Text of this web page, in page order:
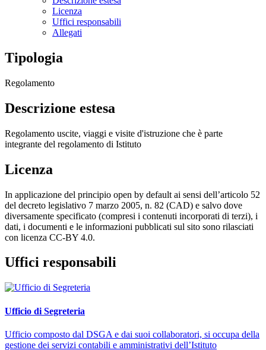
Licenza
Uffici responsabili
Allegati
Tipologia
Regolamento
Descrizione estesa
Regolamento uscite, viaggi e visite d'istruzione che è parte
integrante del regolamento di Istituto
Licenza
In applicazione del principio open by default ai sensi dell’articolo 52
del decreto legislativo 7 marzo 2005, n. 82 (CAD) e salvo dove
diversamente specificato (compresi i contenuti incorporati di terzi), i
dati, i documenti e le informazioni pubblicati sul sito sono rilasciati
con licenza CC-BY 4.0.
Uffici responsabili
Ufficio di Segreteria
Ufficio composto dal DSGA e dai suoi collaboratori, si occupa della
gestione dei servizi contabili e amministrativi dell’Istituto